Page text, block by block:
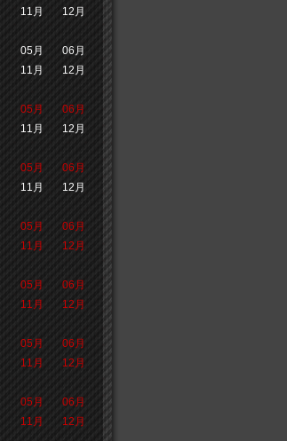
11月
12月
05月
06月
11月
12月
05月
06月
11月
12月
05月
06月
11月
12月
05月
06月
11月
12月
05月
06月
11月
12月
05月
06月
11月
12月
05月
06月
11月
12月